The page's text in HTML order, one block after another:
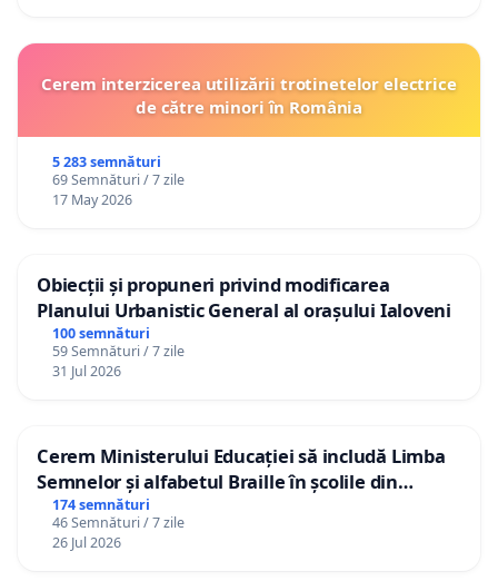
Cerem interzicerea utilizării trotinetelor electrice
de către minori în România
5 283 semnături
69 Semnături / 7 zile
17 May 2026
Obiecții și propuneri privind modificarea
Planului Urbanistic General al orașului Ialoveni
100 semnături
59 Semnături / 7 zile
31 Jul 2026
Cerem Ministerului Educației să includă Limba
Semnelor și alfabetul Braille în școlile din
Republica Moldova!
174 semnături
46 Semnături / 7 zile
26 Jul 2026